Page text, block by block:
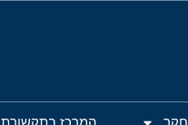
המרכז בתקשורת